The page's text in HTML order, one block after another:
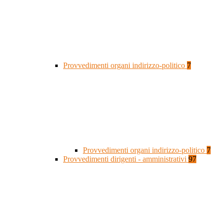
Provvedimenti organi indirizzo-politico 7
Provvedimenti organi indirizzo-politico 7
Provvedimenti dirigenti - amministrativi 97